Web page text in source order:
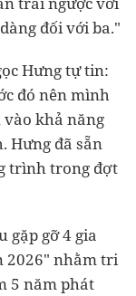
đối với ba."
Hưng tự tin:
đó nên mình
khả năng
Hưng đã sẵn
trình trong đợt
gặp gỡ 4 gia
2026" nhằm tri
5 năm phát